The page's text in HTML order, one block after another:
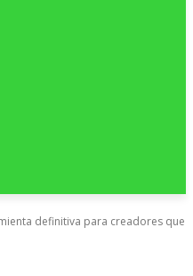
definitiva para creadores que